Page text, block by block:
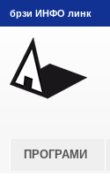
брзи ИНФО линк
ПРОГРАМИ